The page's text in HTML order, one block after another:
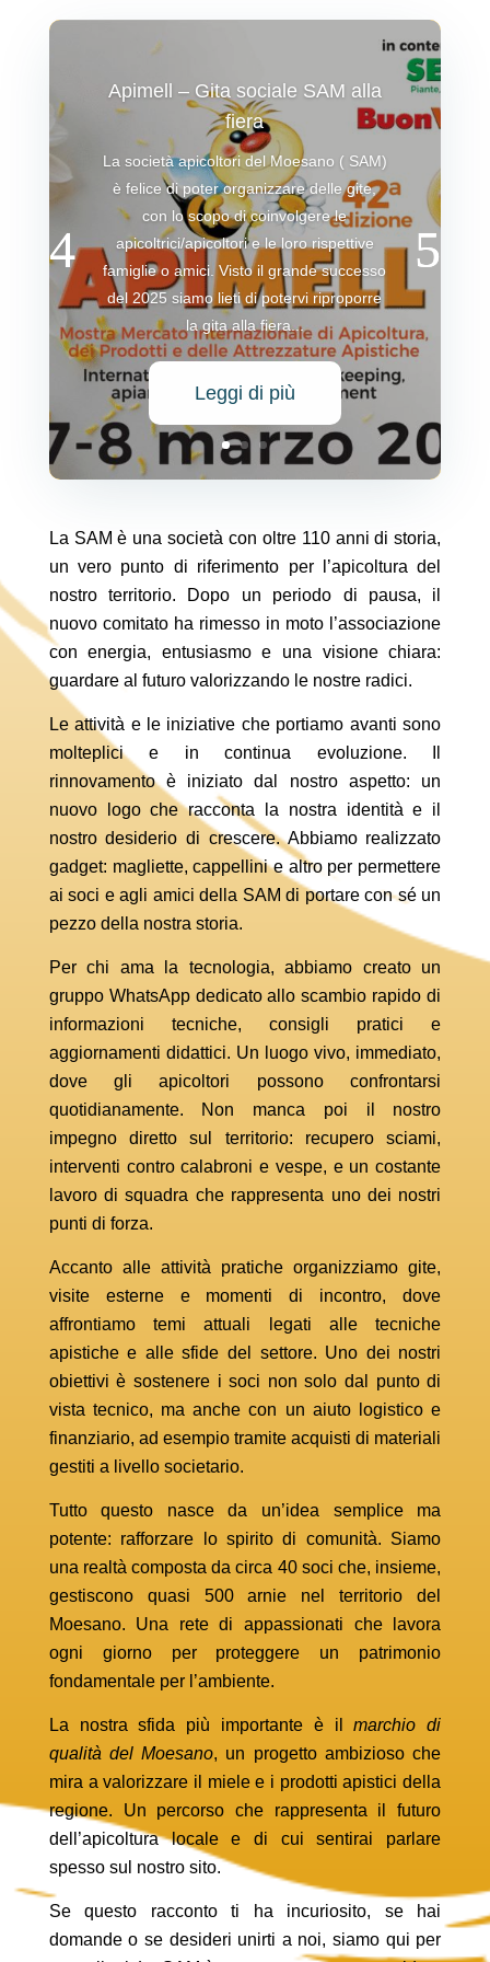
Apimell – Gita sociale SAM alla
fiera
La società apicoltori del Moesano ( SAM)
è felice di poter organizzare delle gite,
con lo scopo di coinvolgere le
apicoltrici/apicoltori e le loro rispettive
famiglie o amici. Visto il grande successo
del 2025 siamo lieti di potervi riproporre
la gita alla fiera...
Leggi di più
La SAM è una società con oltre 110 anni di storia,
un vero punto di riferimento per l’apicoltura del
nostro territorio. Dopo un periodo di pausa, il
nuovo comitato ha rimesso in moto l’associazione
con energia, entusiasmo e una visione chiara:
guardare al futuro valorizzando le nostre radici.
Le attività e le iniziative che portiamo avanti sono
molteplici e in continua evoluzione. Il
rinnovamento è iniziato dal nostro aspetto: un
nuovo logo che racconta la nostra identità e il
nostro desiderio di crescere. Abbiamo realizzato
gadget: magliette, cappellini e altro per permettere
ai soci e agli amici della SAM di portare con sé un
pezzo della nostra storia.
Per chi ama la tecnologia, abbiamo creato un
gruppo WhatsApp dedicato allo scambio rapido di
informazioni tecniche, consigli pratici e
aggiornamenti didattici. Un luogo vivo, immediato,
dove gli apicoltori possono confrontarsi
quotidianamente. Non manca poi il nostro
impegno diretto sul territorio: recupero sciami,
interventi contro calabroni e vespe, e un costante
lavoro di squadra che rappresenta uno dei nostri
punti di forza.
Accanto alle attività pratiche organizziamo gite,
visite esterne e momenti di incontro, dove
affrontiamo temi attuali legati alle tecniche
apistiche e alle sfide del settore. Uno dei nostri
obiettivi è sostenere i soci non solo dal punto di
vista tecnico, ma anche con un aiuto logistico e
finanziario, ad esempio tramite acquisti di materiali
gestiti a livello societario.
Tutto questo nasce da un’idea semplice ma
potente: rafforzare lo spirito di comunità. Siamo
una realtà composta da circa 40 soci che, insieme,
gestiscono quasi 500 arnie nel territorio del
Moesano. Una rete di appassionati che lavora
ogni giorno per proteggere un patrimonio
fondamentale per l’ambiente.
La nostra sfida più importante è ilmarchio di
qualità del Moesano, un progetto ambizioso che
mira a valorizzare il miele e i prodotti apistici della
regione. Un percorso che rappresenta il futuro
dell’apicoltura locale e di cui sentirai parlare
spesso sul nostro sito.
Se questo racconto ti ha incuriosito, se hai
domande o se desideri unirti a noi, siamo qui per